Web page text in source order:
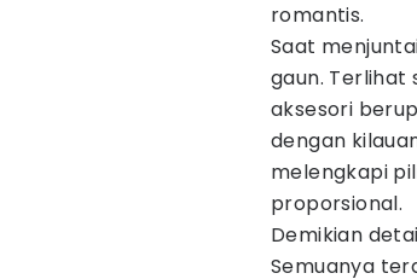
romantis.
Saat
gaun. Terlihat
aksesori
dengan
melengkapi
proporsional.
Demikian
Semuanya